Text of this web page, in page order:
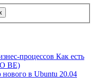
процессов Как есть
BE)
нового в Ubuntu 20.04